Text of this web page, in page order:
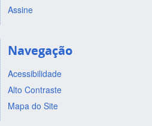
Assine
Navegação
Acessibilidade
Alto Contraste
Mapa do Site